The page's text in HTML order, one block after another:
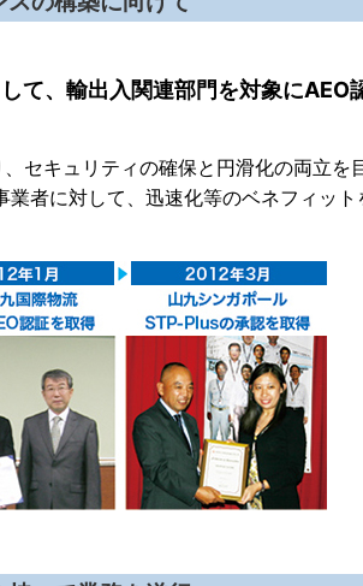
て、輸出入関連部門を対象にAEO
セキュリティの確保と円滑化の両立を
者に対して、迅速化等のベネフィット